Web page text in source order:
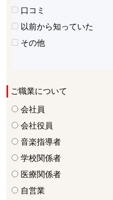
口コミ
以前から知っていた
その他
ご職業について
会社員
会社役員
音楽指導者
学校関係者
医療関係者
自営業